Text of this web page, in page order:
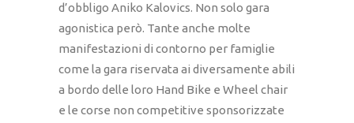
d’obbligo Aniko Kalovics. Non solo gara
agonistica però. Tante anche molte
manifestazioni di contorno per famiglie
come la gara riservata ai diversamente abili
a bordo delle loro Hand Bike e Wheel chair
e le corse non competitive sponsorizzate